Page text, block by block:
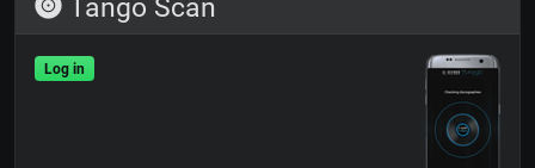
Log in